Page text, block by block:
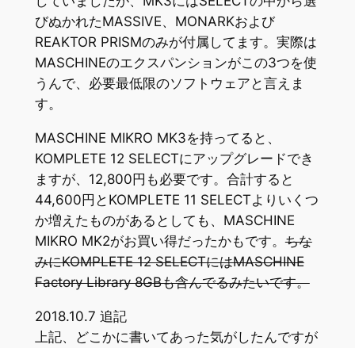
びぬかれたMASSIVE、MONARKおよび
REAKTOR PRISMのみが付属してます。実際は
MASCHINEのエクスパンションがこの3つを使
うんで、必要最低限のソフトウェアと言えま
す。
MASCHINE MIKRO MK3を持ってると、
KOMPLETE 12 SELECTにアップグレードでき
ますが、12,800円も必要です。合計すると
44,600円とKOMPLETE 11 SELECTよりいくつ
か増えたものがあるとしても、MASCHINE
MIKRO MK2がお買い得だったかもです。ちな
みにKOMPLETE 12 SELECTにはMASCHINE
Factory Library 8GBも含んでるみたいです。
2018.10.7 追記
上記、どこかに書いてあった気がしたんですが